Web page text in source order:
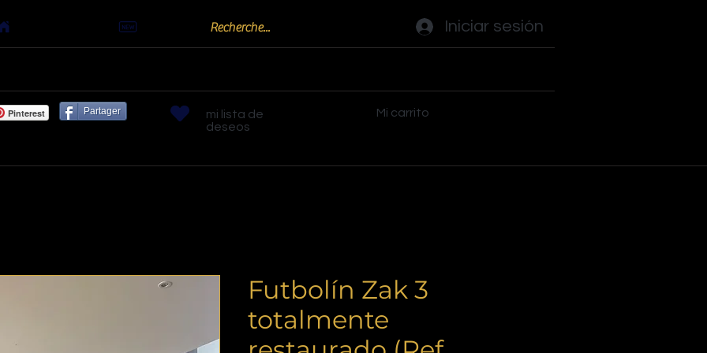
Iniciar sesión
Pinterest Partager
mi lista de
deseos
Mi carrito
Futbolín Zak 3
totalmente